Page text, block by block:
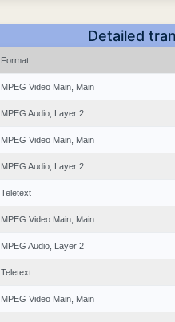
Detailed
Format
MPEG Video Main, Main
MPEG Audio, Layer 2
MPEG Video Main, Main
MPEG Audio, Layer 2
Teletext
MPEG Video Main, Main
MPEG Audio, Layer 2
Teletext
MPEG Video Main, Main